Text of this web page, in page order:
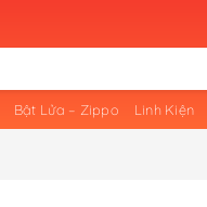
Bật Lửa – Zippo Linh Kiện